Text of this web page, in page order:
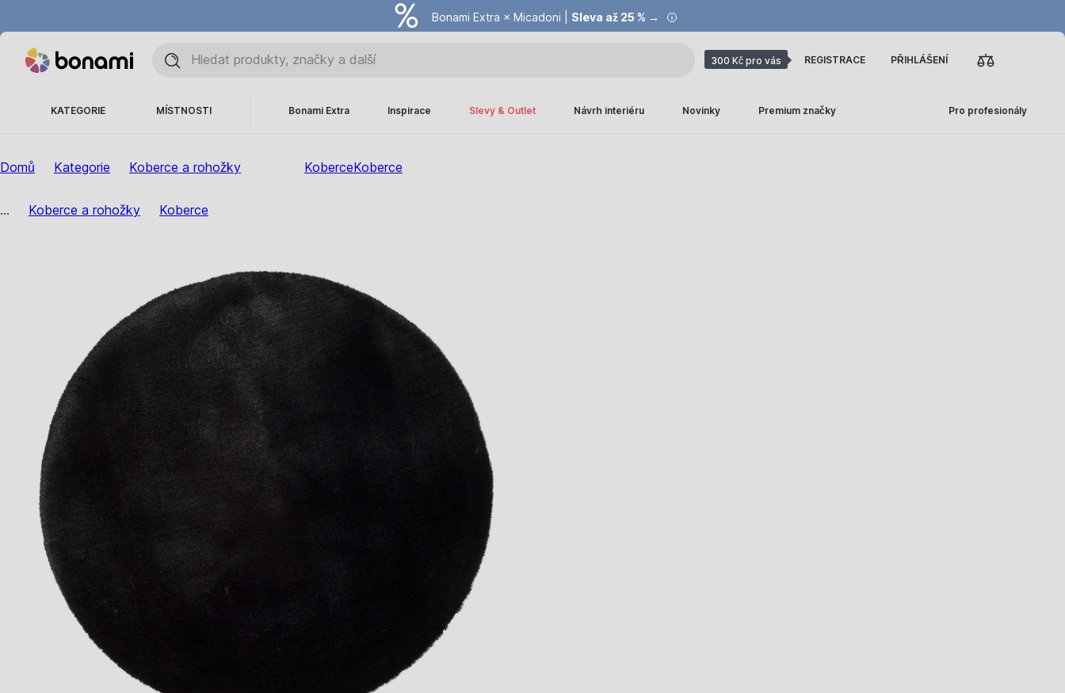
Bonami Extra × Micadoni | Sleva až 25 % →
Summer Sale |Ušetřete až 40 % →
300 Kč pro vás REGISTRACE PŘIHLÁŠENÍ
KATEGORIE MÍSTNOSTI Bonami Extra Inspirace Slevy & Outlet Návrh interiéru Novinky Premium značky Pro profesionály
Domů Kategorie Koberce a rohožky KoberceKoberce
... Koberce a rohožky Koberce